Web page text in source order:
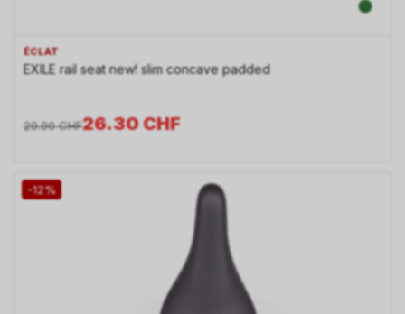
ÉCLAT
EXILE rail seat new! slim concave padded
26.30CHF
29.90 CHF
-12%